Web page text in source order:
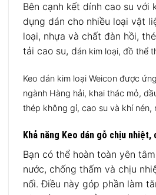
Bên cạnh kết dính cao su với
dụng dán cho nhiều loại vật
loại, nhựa và chất đàn hồi,
tải cao su, dán kim loại, đồ thể
Keo dán kim loại Weicon được
ngành Hàng hải, khai thác mỏ,
thép không gỉ, cao su và khí
Khả năng Keo dán gỗ chịu nhiệt,
Bạn có thể hoàn toàn yên
nước, chống thấm và chịu
nối. Điều này góp phần làm